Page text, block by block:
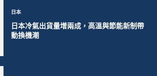
日本
日本冷氣出貨量增兩成，高溫與節能新制帶
動換機潮